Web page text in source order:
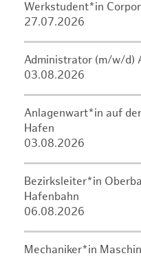
Werkstudent*in
27.07.2026
Administrator (m/w/d)
03.08.2026
Anlagenwart*in auf
Hafen
03.08.2026
Bezirksleiter*in
Hafenbahn
06.08.2026
Mechaniker*in